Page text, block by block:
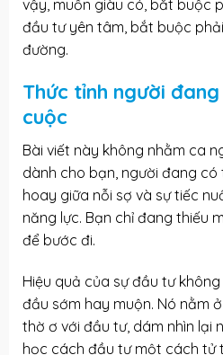
vậy, muốn giàu có, bắt buộc
đầu tư yên tâm, bắt buộc
đường.
Thức tỉnh người
cuộc
Bài viết này không nhằm ca
dành cho bạn, người đang có
hoay giữa nỗi sợ và sự tiếc
năng lực. Bạn chỉ đang thiếu
để bước đi.
Hiệu quả của sự đầu tư
đầu sớm hay muộn. Nó nằm
thờ ơ với đầu tư, dám nhìn lại
học cách đầu tư một cách tử